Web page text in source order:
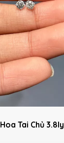
Hoa Tai Chủ 3.8ly